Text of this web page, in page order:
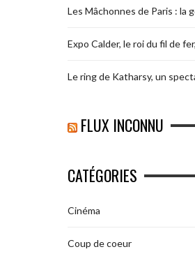
Les Mâchonnes de Paris : la
Expo Calder, le roi du fil de
Le ring de Katharsy, un
FLUX INCONNU
CATÉGORIES
Cinéma
Coup de coeur